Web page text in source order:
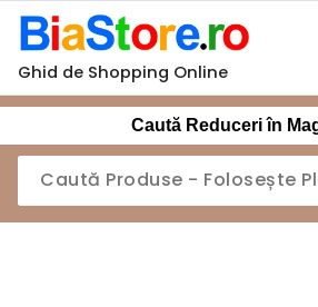
Sari
conținut
Ghid de Shopping Online
Caută Reduceri în